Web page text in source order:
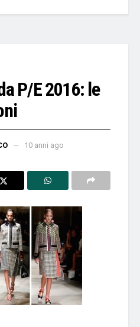
P/E 2016: le
10 anni ago